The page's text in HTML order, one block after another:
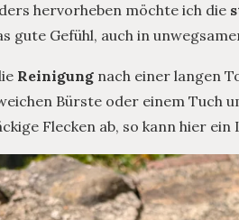
hervorheben möchte ich die
gute Gefühl, auch in
Reinigung nach einer langen
Bürste oder einem Tuch
Flecken ab, so kann hier